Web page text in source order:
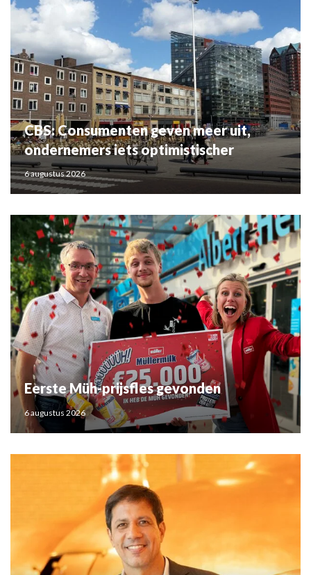
CBS: Consumenten geven meer uit,
ondernemers iets optimistischer
6 augustus 2026
Eerste Müh-prijsfles gevonden
6 augustus 2026